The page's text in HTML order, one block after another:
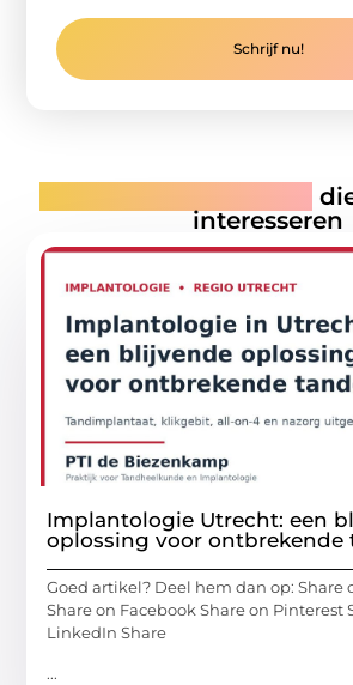
Schrijf nu!
interesseren
Implantologie Utrecht: een
oplossing voor ontbrekende
Goed artikel? Deel hem dan op: Share
Share on Facebook Share on Pinterest
LinkedIn Share
...